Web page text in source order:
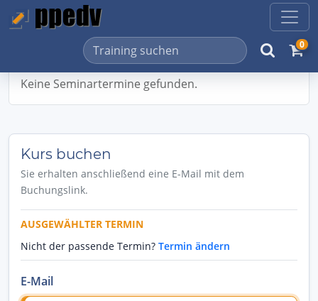
0
Keine Seminartermine gefunden.
Kurs buchen
Sie erhalten anschließend eine E-Mail mit dem
Buchungslink.
AUSGEWÄHLTER TERMIN
Nicht der passende Termin? Termin ändern
E-Mail